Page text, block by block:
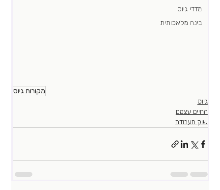
מדדי גיוס
בינה מלאכותית
מקורות גיוס
גיוס
החיים עצמם
שוק העבודה